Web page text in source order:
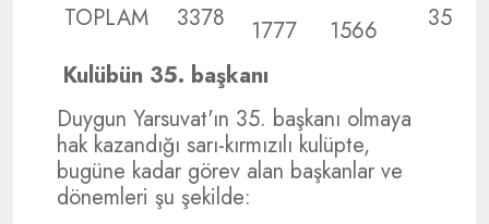
TOPLAM 3378 1777 1566
35
Kulübün 35. başkanı
Duygun Yarsuvat'ın 35. başkanı olmaya
hak kazandığı sarı-kırmızılı kulüpte,
bugüne kadar görev alan başkanlar ve
dönemleri şu şekilde: